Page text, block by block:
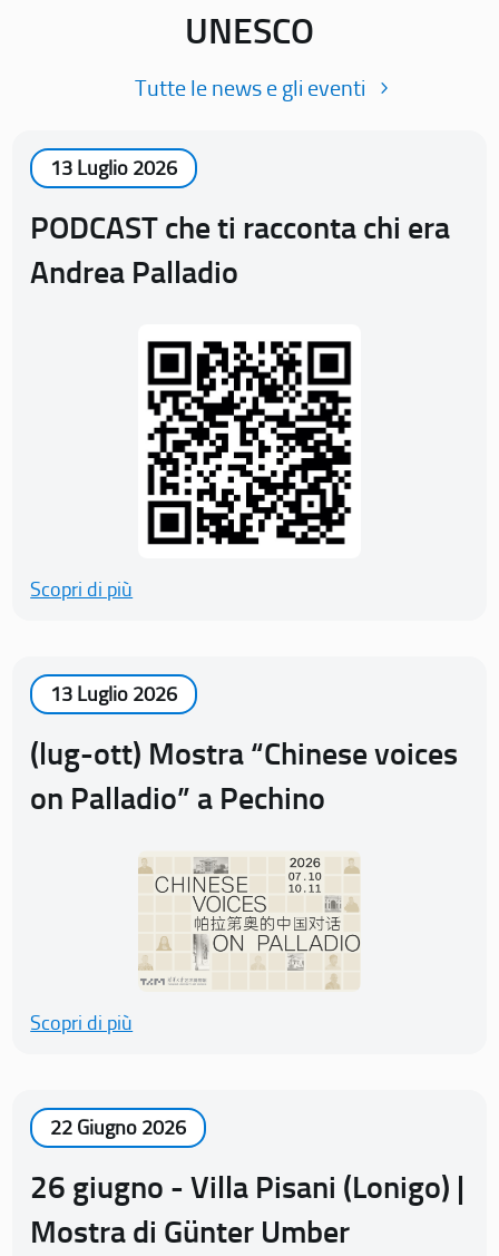
UNESCO
Tutte le news e gli eventi
13 Luglio 2026
PODCAST che ti racconta chi era
Andrea Palladio
Scopri di più
13 Luglio 2026
(lug-ott) Mostra “Chinese voices
on Palladio” a Pechino
Scopri di più
22 Giugno 2026
26 giugno - Villa Pisani (Lonigo) |
Mostra di Günter Umber